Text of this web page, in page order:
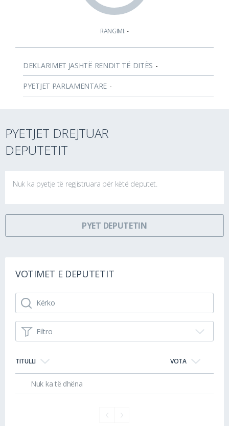
RANGIMI:-
DEKLARIMET JASHTË RENDIT TË DITËS -
PYETJET PARLAMENTARE -
PYETJET DREJTUAR
DEPUTETIT
Nuk ka pyetje të regjistruara për këtë deputet.
PYET DEPUTETIN
VOTIMET E DEPUTETIT
Filtro
TITULLI VOTA
Nuk ka të dhëna